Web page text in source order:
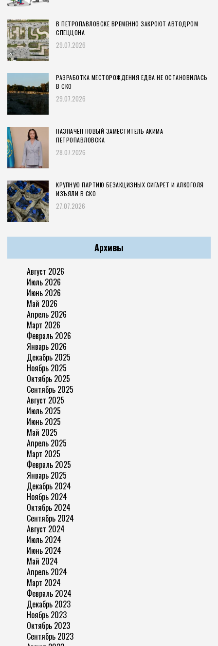
В ПЕТРОПАВЛОВСКЕ ВРЕМЕННО ЗАКРОЮТ АВТОДРОМ
СПЕЦЦОНА
29.07.2026
РАЗРАБОТКА МЕСТОРОЖДЕНИЯ ЕДВА НЕ ОСТАНОВИЛАСЬ
В СКО
29.07.2026
НАЗНАЧЕН НОВЫЙ ЗАМЕСТИТЕЛЬ АКИМА
ПЕТРОПАВЛОВСКА
28.07.2026
КРУПНУЮ ПАРТИЮ БЕЗАКЦИЗНЫХ СИГАРЕТ И АЛКОГОЛЯ
ИЗЪЯЛИ В СКО
27.07.2026
Архивы
Август 2026
Июль 2026
Июнь 2026
Май 2026
Апрель 2026
Март 2026
Февраль 2026
Январь 2026
Декабрь 2025
Ноябрь 2025
Октябрь 2025
Сентябрь 2025
Август 2025
Июль 2025
Июнь 2025
Май 2025
Апрель 2025
Март 2025
Февраль 2025
Январь 2025
Декабрь 2024
Ноябрь 2024
Октябрь 2024
Сентябрь 2024
Август 2024
Июль 2024
Июнь 2024
Май 2024
Апрель 2024
Март 2024
Февраль 2024
Декабрь 2023
Ноябрь 2023
Октябрь 2023
Сентябрь 2023